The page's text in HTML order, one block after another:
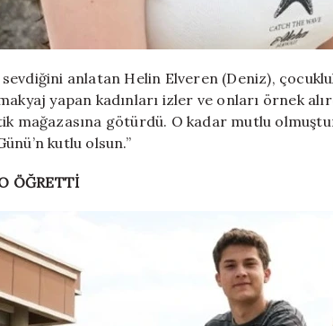
anlatan Helin Elveren (Deniz),
yapan kadınları izler ve onları örnek
mağazasına götürdü. O kadar mutlu
kutlu olsun.”
ÖĞRETTİ